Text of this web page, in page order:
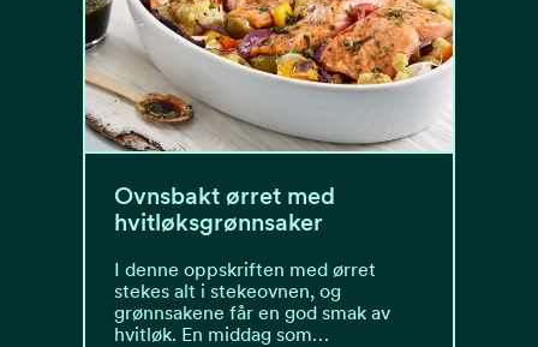
Ovnsbakt ørret med
hvitløksgrønnsaker
I denne oppskriften med ørret
stekes alt i stekeovnen, og
grønnsakene får en god smak av
hvitløk. En middag som…